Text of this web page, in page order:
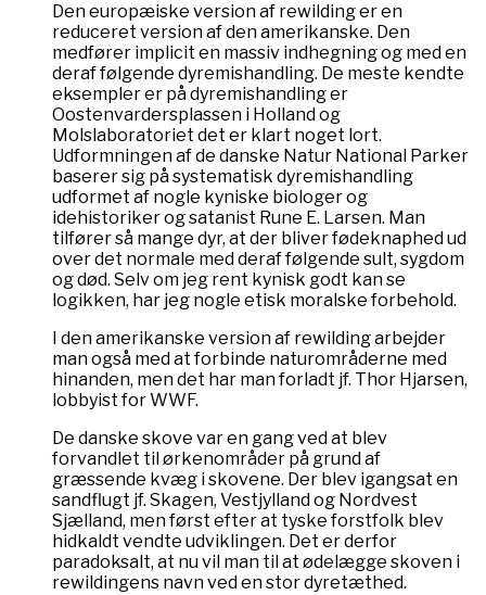
Den europæiske version af rewilding er en
reduceret version af den amerikanske. Den
medfører implicit en massiv indhegning og med en
deraf følgende dyremishandling. De meste kendte
eksempler er på dyremishandling er
Oostenvardersplassen i Holland og
Molslaboratoriet det er klart noget lort.
Udformningen af de danske Natur National Parker
baserer sig på systematisk dyremishandling
udformet af nogle kyniske biologer og
idehistoriker og satanist Rune E. Larsen. Man
tilfører så mange dyr, at der bliver fødeknaphed ud
over det normale med deraf følgende sult, sygdom
og død. Selv om jeg rent kynisk godt kan se
logikken, har jeg nogle etisk moralske forbehold.
I den amerikanske version af rewilding arbejder
man også med at forbinde naturområderne med
hinanden, men det har man forladt jf. Thor Hjarsen,
lobbyist for WWF.
De danske skove var en gang ved at blev
forvandlet til ørkenområder på grund af
græssende kvæg i skovene. Der blev igangsat en
sandflugt jf. Skagen, Vestjylland og Nordvest
Sjælland, men først efter at tyske forstfolk blev
hidkaldt vendte udviklingen. Det er derfor
paradoksalt, at nu vil man til at ødelægge skoven i
rewildingens navn ved en stor dyretæthed.